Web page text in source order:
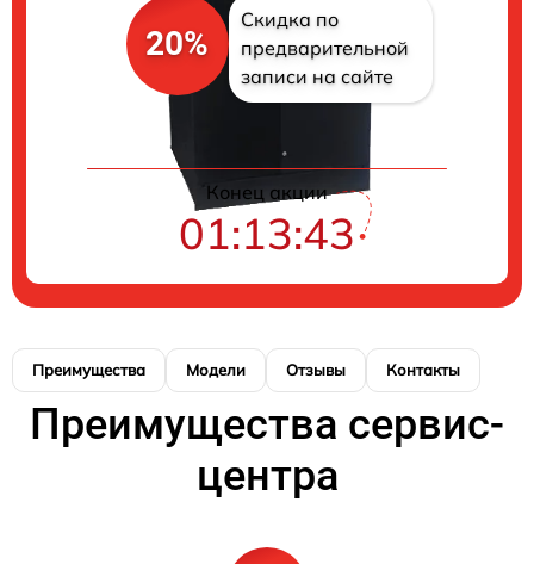
20%
Скидка по
предварительной
записи на сайте
Конец акции
01:13:43
Преимущества Модели Отзывы Контакты
Преимущества сервис-
центра